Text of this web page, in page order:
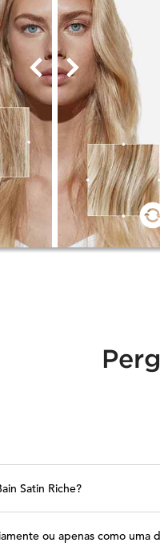
Satin Riche?
ou apenas como uma